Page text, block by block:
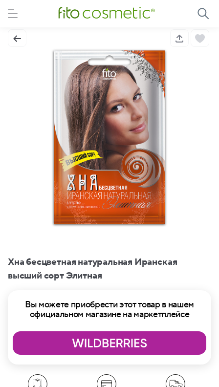
Хна бесцветная натуральная Иранская
высший сорт Элитная
Вы можете приобрести этот товар в нашем
официальном магазине на маркетплейсе